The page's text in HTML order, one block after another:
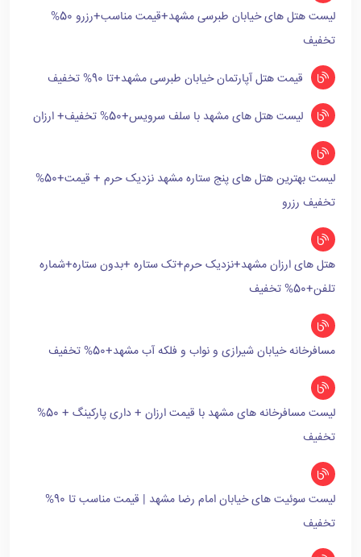
لیست هتل های خیابان طبرسی مشهد+قیمت مناسب+رزرو 50%
تخفیف
قیمت هتل آپارتمان خیابان طبرسی مشهد+تا 90% تخفیف
لیست هتل های مشهد با سلف سرویس+50% تخفیف+ ارزان
لیست بهترین هتل های پنج ستاره مشهد نزدیک حرم + قیمت+50%
تخفیف رزرو
هتل های ارزان مشهد+نزدیک حرم+تک ستاره +بدون ستاره+شماره
تلفن+50% تخفیف
مسافرخانه خیابان شیرازی و نواب و فلکه آب مشهد+50% تخفیف
لیست مسافرخانه های مشهد با قیمت ارزان + داری پارکینگ + 50%
تخفیف
لیست سوئیت های خیابان امام رضا مشهد | قیمت مناسب تا 90%
تخفیف